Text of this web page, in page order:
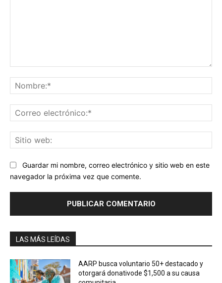
Guardar mi nombre, correo electrónico y sitio web en este
navegador la próxima vez que comente.
LAS MÁS LEÍDAS
AARP busca voluntario 50+ destacado y
otorgará donativode $1,500 a su causa